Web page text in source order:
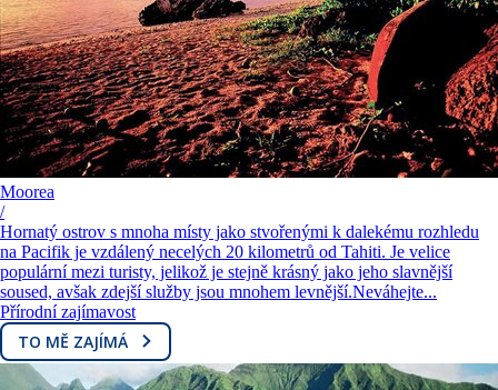
Moorea
/
Hornatý ostrov s mnoha místy jako stvořenými k dalekému rozhledu
na Pacifik je vzdálený necelých 20 kilometrů od Tahiti. Je velice
populární mezi turisty, jelikož je stejně krásný jako jeho slavnější
soused, avšak zdejší služby jsou mnohem levnější.Neváhejte...
Přírodní zajímavost
TO MĚ ZAJÍMÁ